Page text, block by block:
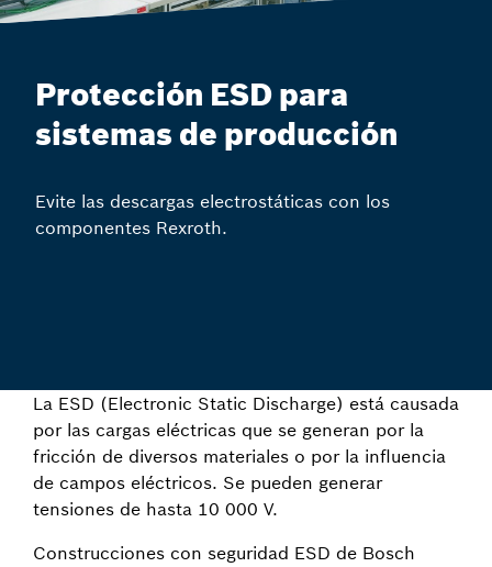
Protección ESD para
sistemas de producción
Evite las descargas electrostáticas con los
componentes Rexroth.
La ESD (Electronic Static Discharge) está causada
por las cargas eléctricas que se generan por la
fricción de diversos materiales o por la influencia
de campos eléctricos. Se pueden generar
tensiones de hasta 10 000 V.
Construcciones con seguridad ESD de Bosch